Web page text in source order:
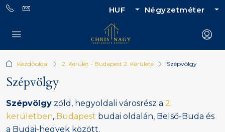
HUF Négyzetméter
Kezdőoldal 2. Kerület - Budapest 2. Kerülete Szépvölgy
Szépvölgy
Szépvölgy zöld, hegyoldali városrész a 2.
kerületben, Budapest budai oldalán, Belső-Buda és
a Budai-hegyek között.